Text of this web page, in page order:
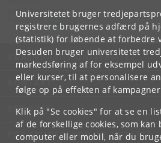
Universitetet bruger
registrere brugernes adfærd på
(statistik) for løbende at forbedre
Desuden bruger universitetet
markedsføring af for eksempel
eller kurser, til at personalisere
følge op på effekten af
Klik på "Se cookies" for at se en
af de forskellige cookies, som kan
computer eller mobil, når du
jurfak @jur.ku.dk
KØBENHAVNS UNIVERSITET
KONTAKT
SERVICES
FOR STUDERENDE OG ANSATTE